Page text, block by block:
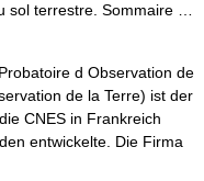
sol terrestre. Sommaire …
d Observation de
de la Terre) ist der
CNES in Frankreich
entwickelte. Die Firma